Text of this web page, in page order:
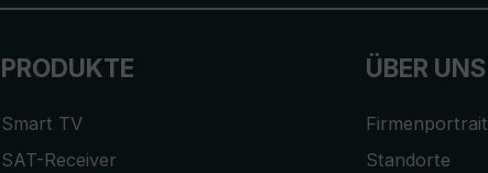
PRODUKTE
Smart TV
SAT-Receiver
ÜBER UNS
Firmenportrait
Standorte